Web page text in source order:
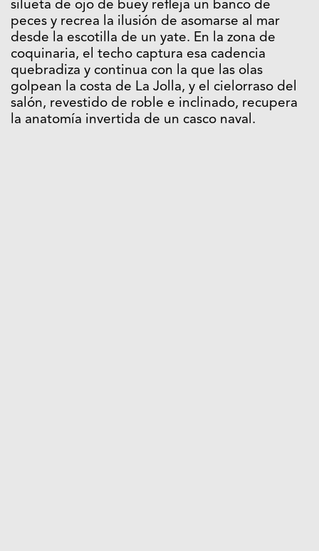
silueta de ojo de buey refleja un banco de
peces y recrea la ilusión de asomarse al mar
desde la escotilla de un yate. En la zona de
coquinaria, el techo captura esa cadencia
quebradiza y continua con la que las olas
golpean la costa de La Jolla, y el cielorraso del
salón, revestido de roble e inclinado, recupera
la anatomía invertida de un casco naval.